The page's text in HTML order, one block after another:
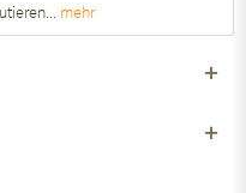
mehr